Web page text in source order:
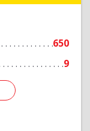
650
9